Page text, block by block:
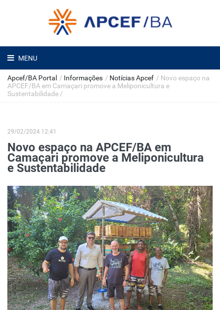
MENU
Apcef/BA Portal / Informações / Notícias Apcef / Novo espaço na
APCEF/BA em Camaçari promove a Meliponicultura e
Sustentabilidade /
29/02/2024 12:41
Novo espaço na APCEF/BA em
Camaçari promove a Meliponicultura
e Sustentabilidade